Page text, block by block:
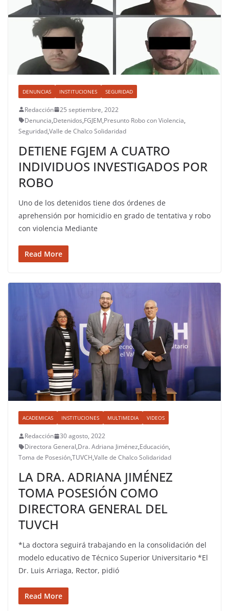
DENUNCIAS INSTITUCIONES SEGURIDAD
Redacción
25 septiembre, 2022
Denuncia,Detenidos,FGJEM,Presunto Robo con Violencia,
Seguridad,Valle de Chalco Solidaridad
DETIENE FGJEM A CUATRO
INDIVIDUOS INVESTIGADOS POR
ROBO
Uno de los detenidos tiene dos órdenes de
aprehensión por homicidio en grado de tentativa y robo
con violencia Mediante
Read More
ACADEMICAS INSTITUCIONES MULTIMEDIA VIDEOS
Redacción
30 agosto, 2022
Directora General,Dra. Adriana Jiménez,Educación,
Toma de Posesión,TUVCH,Valle de Chalco Solidaridad
LA DRA. ADRIANA JIMÉNEZ
TOMA POSESIÓN COMO
DIRECTORA GENERAL DEL
TUVCH
*La doctora seguirá trabajando en la consolidación del
modelo educativo de Técnico Superior Universitario *El
Dr. Luis Arriaga, Rector, pidió
Read More